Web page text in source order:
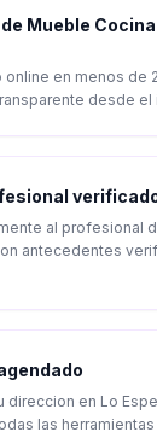
Mueble Cocina
en menos de
desde el
al profesional
antecedentes
direccion en Lo
las